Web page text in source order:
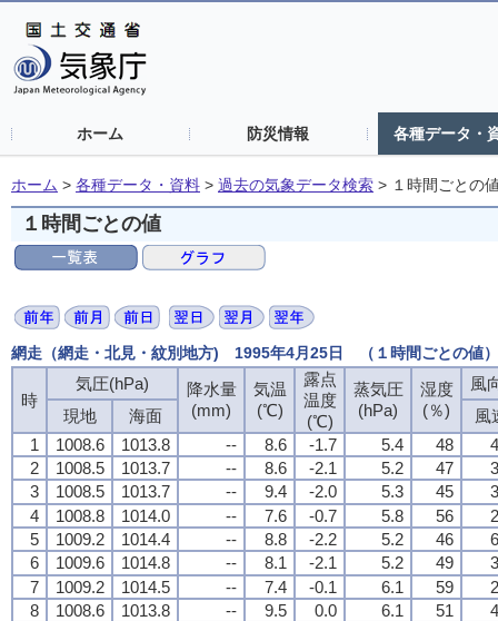
ホーム 防災情報 各種データ・
ホーム > 各種データ・資料 > 過去の気象データ検索 > １時間ごとの
１時間ごとの値
網走（網走・北見・紋別地方) 1995年4月25日 （１時間ごとの値）
時
気圧(hPa)
降水量
(mm)
気温
(℃)
露点
温度
(℃)
蒸気圧
(hPa)
湿度
(％)
風
現地
海面
風
1
1008.6 1013.8 -- 8.6 -1.7 5.4 48
2
1008.5 1013.7 -- 8.6 -2.1 5.2 47
3
1008.5 1013.7 -- 9.4 -2.0 5.3 45
4
1008.8 1014.0 -- 7.6 -0.7 5.8 56
5
1009.2 1014.4 -- 8.8 -2.2 5.2 46
6
1009.6 1014.8 -- 8.1 -2.1 5.2 49
7
1009.2 1014.5 -- 7.4 -0.1 6.1 59
8
1008.6 1013.8 -- 9.5 0.0 6.1 51